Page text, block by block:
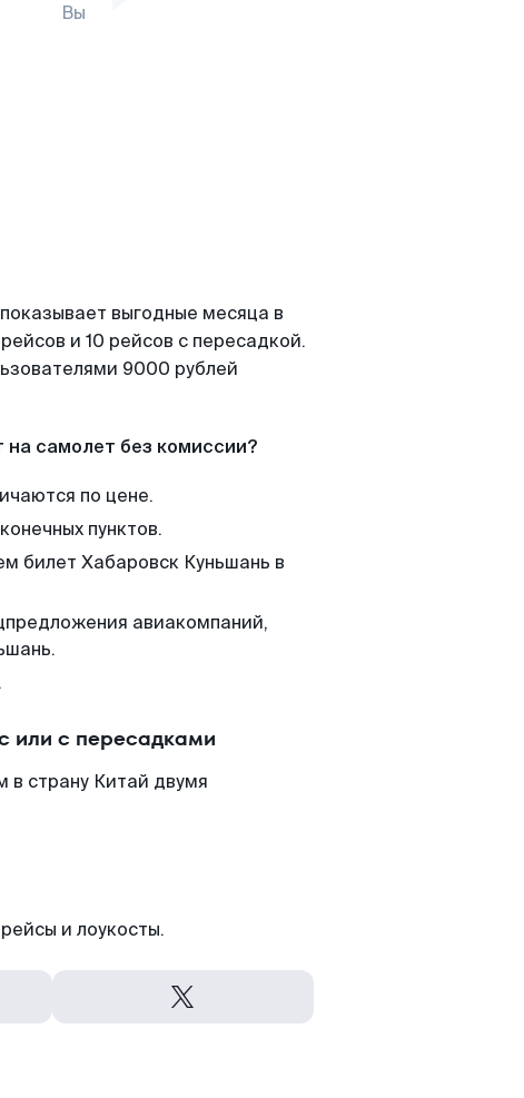
Вы
выгодные месяца в
и 10 рейсов с пересадкой.
9000 рублей
на самолет без комиссии?
по цене.
пунктов.
билет Хабаровск Куньшань в
авиакомпаний,
или с пересадками
страну Китай двумя
и лоукосты.